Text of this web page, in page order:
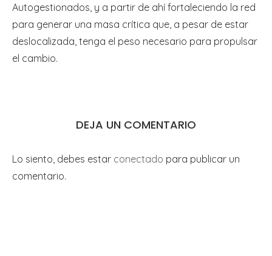
Autogestionados, y a partir de ahí fortaleciendo la red
para generar una masa crítica que, a pesar de estar
deslocalizada, tenga el peso necesario para propulsar
el cambio.
DEJA UN COMENTARIO
Lo siento, debes estar conectado para publicar un
comentario.